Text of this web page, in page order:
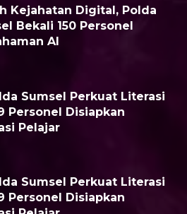
Kejahatan Digital, Polda
Bekali 150 Personel
AI
Sumsel Perkuat Literasi
Personel Disiapkan
Pelajar
Sumsel Perkuat Literasi
Personel Disiapkan